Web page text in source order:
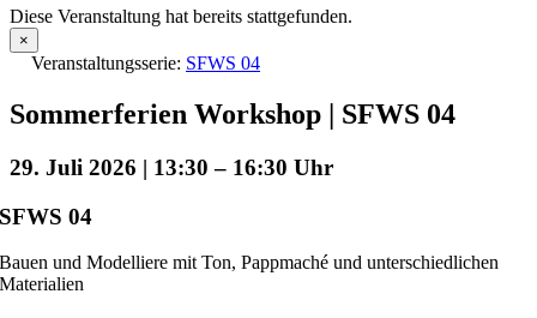
Diese Veranstaltung hat bereits stattgefunden.
×
Veranstaltungsserie: SFWS 04
Sommerferien Workshop | SFWS 04
29. Juli 2026 | 13:30 – 16:30
SFWS 04
Bauen und Modelliere mit Ton, Pappmaché und unterschiedlichen
Materialien